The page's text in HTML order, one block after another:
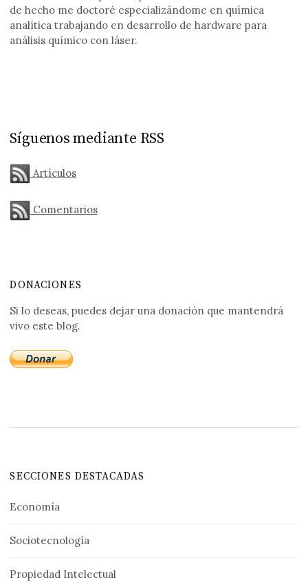
de hecho me doctoré especializándome en química
analítica trabajando en desarrollo de hardware para
análisis químico con láser.
Síguenos mediante RSS
Artículos
Comentarios
DONACIONES
Si lo deseas, puedes dejar una donación que mantendrá
vivo este blog.
SECCIONES DESTACADAS
Economía
Sociotecnología
Propiedad Intelectual